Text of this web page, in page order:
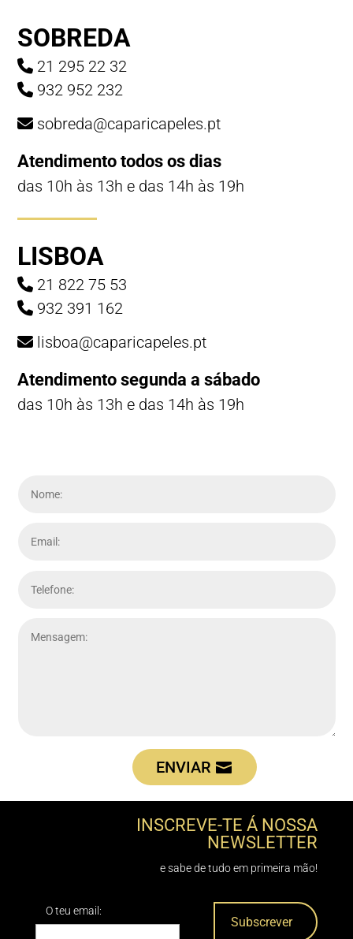
SOBREDA
21 295 22 32
932 952 232
sobreda@caparicapeles.pt
Atendimento todos os dias
das 10h às 13h e das 14h às 19h
LISBOA
21 822 75 53
932 391 162
lisboa@caparicapeles.pt
Atendimento segunda a sábado
das 10h às 13h e das 14h às 19h
ENVIAR
INSCREVE-TE Á NOSSA
NEWSLETTER
e sabe de tudo em primeira mão!
O teu email: